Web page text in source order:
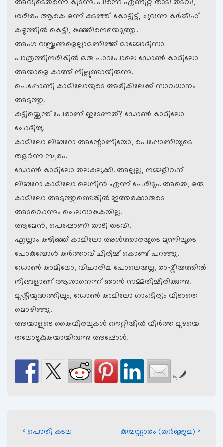
അവിടെതന്നെ കിടന്നു. പിന്നെ എണീറ്റ് താടി തടവി,
ശരീരം ആകെ ഒന്ന് കുടഞ്ഞ്, കോട്ടിട്ട്, ചുവന്ന കര്‍ച്ചീഫ്
കഴുത്തില്‍ കെട്ടി, കുഞ്ഞിനെയെടുത്തു.
അംഗ വസ്ത്രങ്ങളെല്ലാമണിഞ്ഞ് മാമ്മോദീസാ
പാത്രത്തിനരികില്‍ ‍ഒരു പാറപോലെ ഡോണ്‍ കാമിലോ
അയാളെ കാത്ത് നില്പുണ്ടായിരുന്നു.
പെപ്പോണി കാമിലോയുടെ അരികിലേക്ക് സാവധാനം
അടുത്തു.
കുട്ടിയ്ക്കെന്ത് പേരാണ് ഇടേണ്ടത്? ഡോണ്‍ കാമിലോ
ചോദിച്ചു.
കാമിലോ ലിബറോ അന്റോണിയോ, പെപ്പോണിയുടെ
തളര്‍ന്ന സ്വരം.
ഡോണ്‍ കാമിലോ തലകുലുക്കി. അല്ലല്ല, നമ്മളിവന്
ലിബറോ കാമിലോ ലെനിന്‍ എന്ന് പേരിടും. അതെ, ഒരു
കാമിലോ അടുത്തുണ്ടെങ്കില്‍ ഇത്തരക്കാരുടെ
അടവൊന്നും ചെലവാകുകയില്ല.
ആമേന്‍, പെപ്പോണി താടി തടവി.
എല്ലാം കഴിഞ്ഞ് കാമിലോ അള്‍ത്താരയുടെ മുന്നിലൂടെ
പോകുമ്പോള്‍ കര്‍ത്താവ് ചിരിച്ച് കൊണ്ട് പറഞ്ഞു.
ഡോണ്‍ കാമിലോ, വിചാരിച്ച പോലെയല്ല, രാഷ്ട്രീയത്തില്‍
നിങ്ങളാണ് ആശാനെന്ന് ഞാന്‍ സമ്മതിച്ചിരിക്കുന്നു.
മുഷ്ടിയുദ്ധത്തിലും, ‍‍ഡോണ്‍ കാമിലോ ഗാംഭീര്യം വിടാതെ
മൊഴിഞ്ഞു.
അയാളുടെ കൈവിരലുകള്‍ നെറ്റിയില്‍ വീര്‍ത്ത മുഴയെ‍
തലോടുകുകയായിരുന്നു അപ്പോള്‍.
by
Post
Previous
‹ പൊതി കടല
Next
കുമ്പസ്സാരം (തര്‍ജ്ജമ) ›